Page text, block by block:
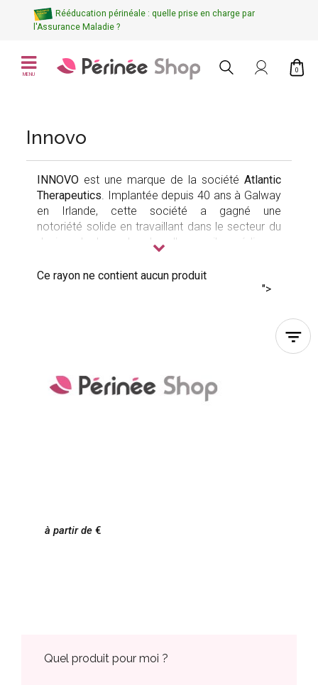
Rééducation périnéale : quelle prise en charge par
l'Assurance Maladie ?
MENU
0
Innovo
INNOVO est une marque de la société Atlantic
Therapeutics. Implantée depuis 40 ans à Galway
en Irlande, cette société a gagné une
notoriété solide en travaillant dans le secteur du
design de la recherche d'appareils médicaux,
l'électrostimulation.
shorty dotés de
(anciennement proposé en version
avec cuissères) pour une rééducation périnéale
Ce rayon ne contient aucun produit
">
à partir de
Quel produit pour moi ?